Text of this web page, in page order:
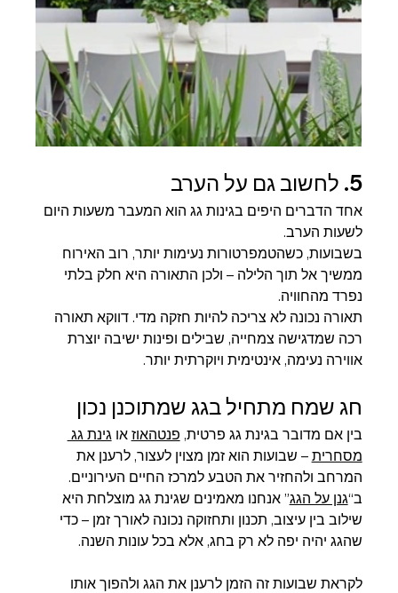
5. לחשוב גם על הערב
אחד הדברים היפים בגינות גג הוא המעבר משעות היום
לשעות הערב.
בשבועות, כשהטמפרטורות נעימות יותר, רוב האירוח
ממשיך אל תוך הלילה – ולכן התאורה היא חלק בלתי
נפרד מהחוויה.
תאורה נכונה לא צריכה להיות חזקה מדי. דווקא תאורה
רכה שמדגישה צמחייה, שבילים ופינות ישיבה יוצרת
אווירה נעימה, אינטימית ויוקרתית יותר.
חג שמח מתחיל בגג שמתוכנן נכון
בין אם מדובר בגינת גג פרטית, פנטהאוז או גינת גג
מסחרית – שבועות הוא זמן מצוין לעצור, לרענן את
המרחב ולהחזיר את הטבע למרכז החיים העירוניים.
ב“גנן על הגג” אנחנו מאמינים שגינת גג מוצלחת היא
שילוב בין עיצוב, תכנון ותחזוקה נכונה לאורך זמן – כדי
שהגג יהיה יפה לא רק בחג, אלא בכל עונות השנה.
לקראת שבועות זה הזמן לרענן את הגג ולהפוך אותו